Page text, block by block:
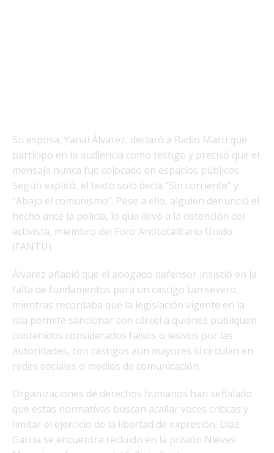
Su esposa, Yanai Álvarez, declaró a Radio Martí que
participó en la audiencia como testigo y precisó que el
mensaje nunca fue colocado en espacios públicos.
Según explicó, el texto solo decía “Sin corriente” y
“Abajo el comunismo”. Pese a ello, alguien denunció el
hecho ante la policía, lo que llevó a la detención del
activista, miembro del Foro Antitotalitario Unido
(FANTU).
Álvarez añadió que el abogado defensor insistió en la
falta de fundamentos para un castigo tan severo,
mientras recordaba que la legislación vigente en la
isla permite sancionar con cárcel a quienes publiquen
contenidos considerados falsos o lesivos por las
autoridades, con castigos aún mayores si circulan en
redes sociales o medios de comunicación.
Organizaciones de derechos humanos han señalado
que estas normativas buscan acallar voces críticas y
limitar el ejercicio de la libertad de expresión. Díaz
García se encuentra recluido en la prisión Nieves